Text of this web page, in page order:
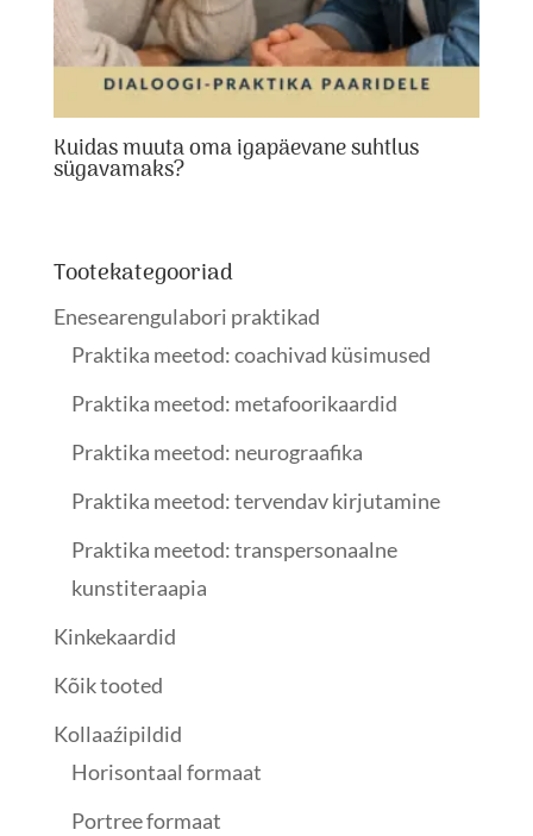
Kuidas muuta oma igapäevane suhtlus
sügavamaks?
Tootekategooriad
Enesearengulabori praktikad
Praktika meetod: coachivad küsimused
Praktika meetod: metafoorikaardid
Praktika meetod: neurograafika
Praktika meetod: tervendav kirjutamine
Praktika meetod: transpersonaalne
kunstiteraapia
Kinkekaardid
Kõik tooted
Kollaaźipildid
Horisontaal formaat
Portree formaat